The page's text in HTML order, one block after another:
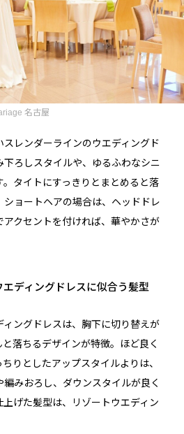
名古屋
レンダーラインのウエディングド
下ろしスタイルや、ゆるふわなシニ
タイトにすっきりとまとめると落
ョートヘアの場合は、ヘッドドレ
アクセントを付ければ、華やかさが
ディングドレスに似合う髪型
ングドレスは、胸下に切り替えが
落ちるデザインが特徴。ほど良く
りとしたアップスタイルよりは、
みおろし、ダウンスタイルが良く
げた髪型は、リゾートウエディン